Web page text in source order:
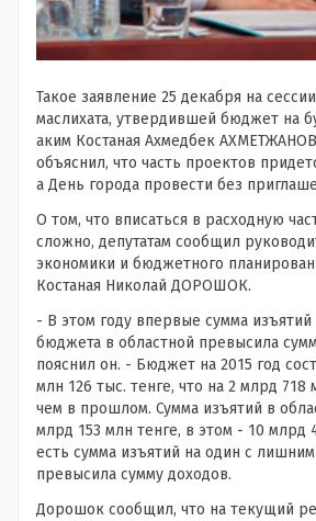
Такое заявление 25 декабря на
маслихата, утвердившей бюджет на
аким Костаная Ахмедбек
объяснил, что часть проектов
а День города провести без
О том, что вписаться в расходную
сложно, депутатам сообщил
экономики и бюджетного
Костаная Николай ДОРОШОК.
- В этом году впервые сумма изъятий
бюджета в областной превысила
пояснил он. - Бюджет на 2015 год
млн 126 тыс. тенге, что на 2 млрд 718
чем в прошлом. Сумма изъятий в
млрд 153 млн тенге, в этом - 10 млрд
есть сумма изъятий на один с
превысила сумму доходов.
Дорошок сообщил, что на текущий